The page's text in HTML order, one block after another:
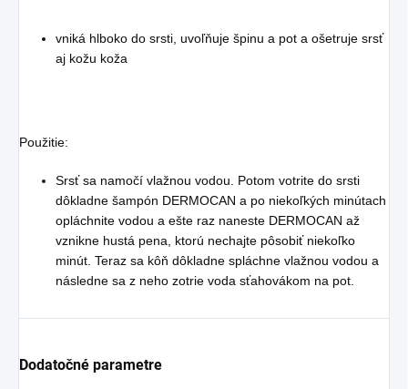
vniká hlboko do srsti, uvoľňuje špinu a pot a ošetruje srsť
aj kožu koža
Použitie:
Srsť sa namočí vlažnou vodou. Potom votrite do srsti
dôkladne šampón DERMOCAN a po niekoľkých minútach
opláchnite vodou a ešte raz naneste DERMOCAN až
vznikne hustá pena, ktorú nechajte pôsobiť niekoľko
minút. Teraz sa kôň dôkladne spláchne vlažnou vodou a
následne sa z neho zotrie voda sťahovákom na pot.
Dodatočné parametre